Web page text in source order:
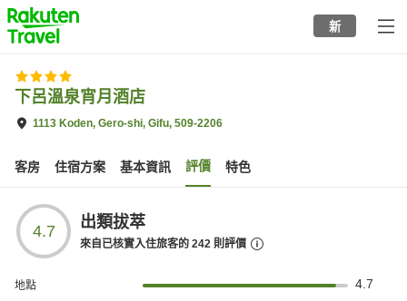
to
top
page
新
下呂溫泉宵月酒店
1113 Koden, Gero-shi, Gifu, 509-2206
客房 住宿方案 基本資訊 評價 特色
4.7 出類拔萃
來自已核實入住旅客的 242 則評價
地點 4.7